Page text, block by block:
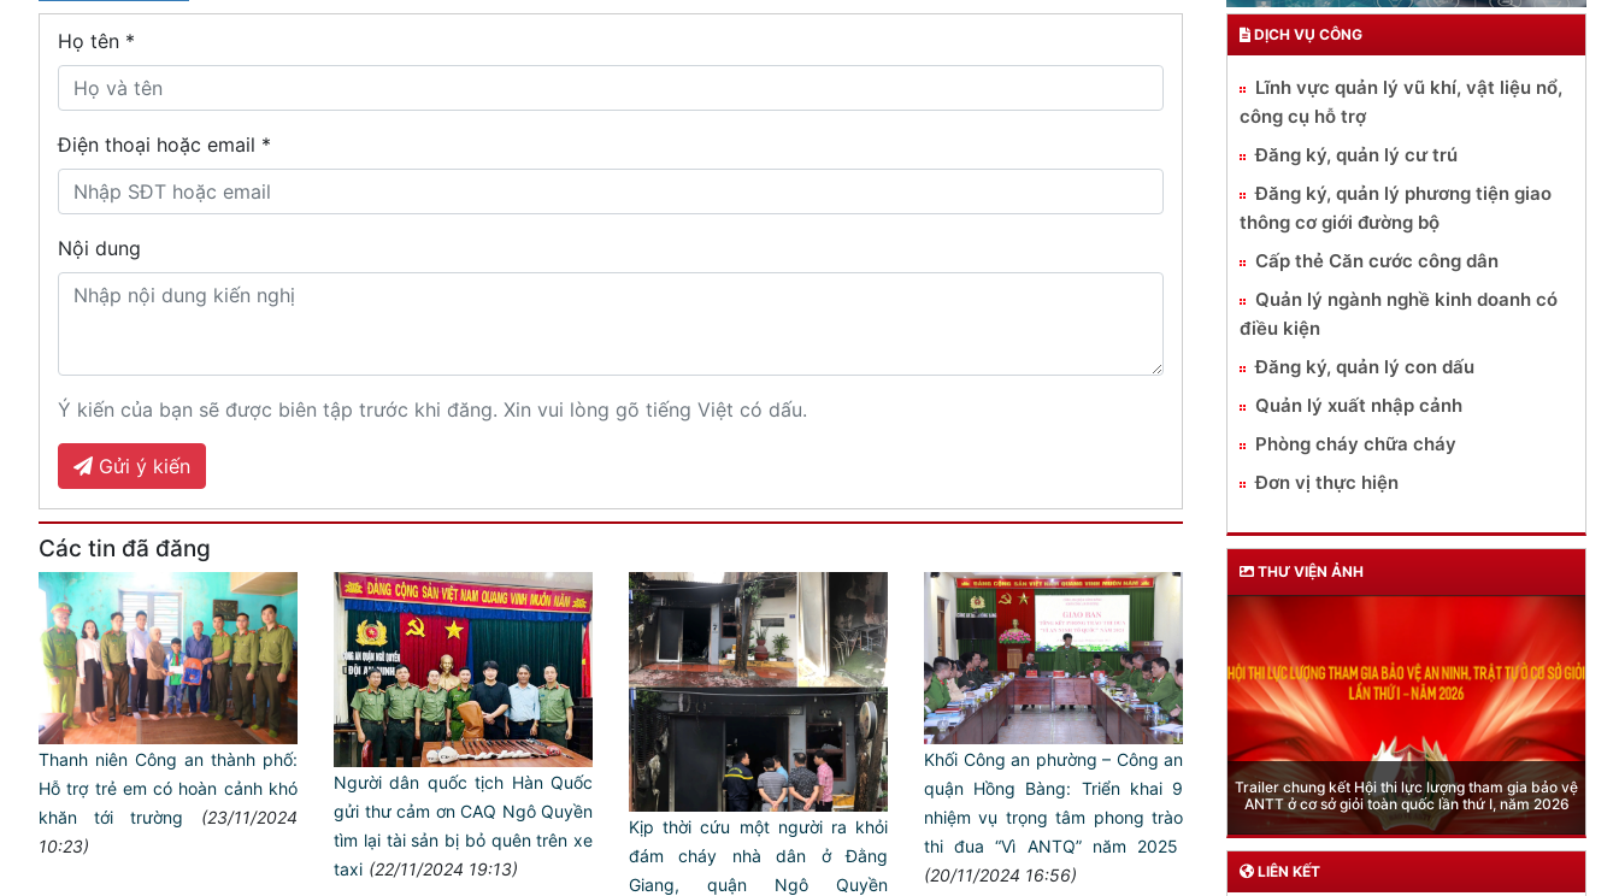
Họ tên *
Điện thoại hoặc email *
Nội dung
Ý kiến của bạn sẽ được biên tập trước khi đăng. Xin vui lòng gõ tiếng Việt có dấu.
Gửi ý kiến
Các tin đã đăng
Thanh niên Công an thành phố:
Hỗ trợ trẻ em có hoàn cảnh khó
khăn tới trường
(23/11/2024
10:23)
Người dân quốc tịch Hàn Quốc
gửi thư cảm ơn CAQ Ngô Quyền
tìm lại tài sản bị bỏ quên trên xe
taxi (22/11/2024 19:13)
Kịp thời cứu một người ra khỏi
đám cháy nhà dân ở Đằng
Giang, quận Ngô Quyền
Khối Công an phường – Công an
quận Hồng Bàng: Triển khai 9
nhiệm vụ trọng tâm phong trào
thi đua “Vì ANTQ” năm 2025
(20/11/2024 16:56)
DỊCH VỤ CÔNG
Lĩnh vực quản lý vũ khí, vật liệu nổ,
công cụ hỗ trợ
Đăng ký, quản lý cư trú
Đăng ký, quản lý phương tiện giao
thông cơ giới đường bộ
Cấp thẻ Căn cước công dân
Quản lý ngành nghề kinh doanh có
điều kiện
Đăng ký, quản lý con dấu
Quản lý xuất nhập cảnh
Phòng cháy chữa cháy
Đơn vị thực hiện
THƯ VIỆN ẢNH
Phòng Quản lý xuất nhập cảnh: Hướng dẫn những
quy định mới trong lĩnh vực xuất cảnh, nhập cảnh
của công dân việt nam từ ngày 01/7/2026
LIÊN KẾT